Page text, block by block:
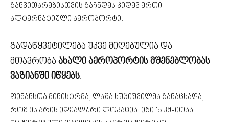
განვითარებისთვის გაჩნდეს კიდევ ერთი
ალტერნატიული აეროპორტი.
გადაწყვეტილება უკვე მიღებულია და
მთავრობა ახალი აეროპორტის მშენებლობას
ვაზიანშიიწყებს.
ფინანსთა მინისტრმა, ლაშა ხუციშვილმა განაცხადა,
რომ ეს არის იდეალური ლოკაცია. იგი 15 კმ-ითაა